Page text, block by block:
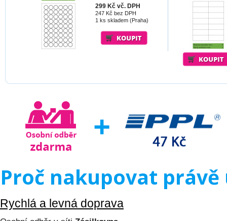
299 Kč vč. DPH
247 Kč bez DPH
1 ks skladem (Praha)
Proč nakupovat právě
Rychlá a levná doprava